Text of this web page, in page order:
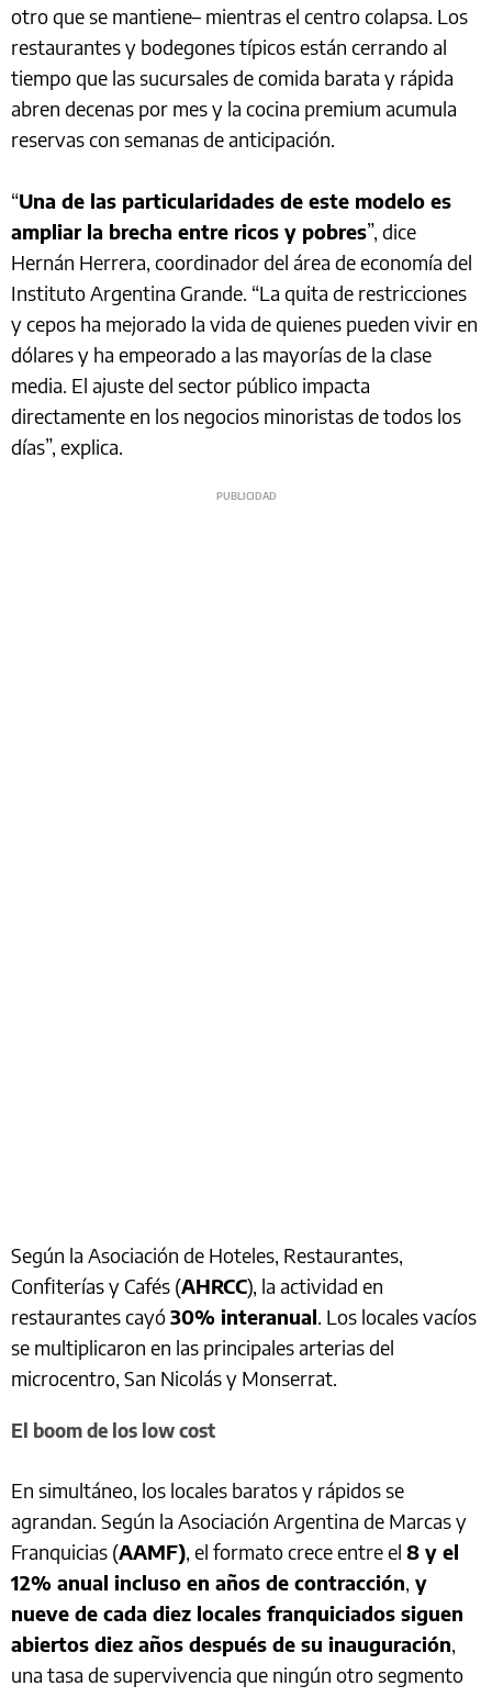
otro que se mantiene– mientras el centro colapsa. Los
restaurantes y bodegones típicos están cerrando al
tiempo que las sucursales de comida barata y rápida
abren decenas por mes y la cocina premium acumula
reservas con semanas de anticipación.
“Una de las particularidades de este modelo es
ampliar la brecha entre ricos y pobres”, dice
Hernán Herrera, coordinador del área de economía del
Instituto Argentina Grande. “La quita de restricciones
y cepos ha mejorado la vida de quienes pueden vivir en
dólares y ha empeorado a las mayorías de la clase
media. El ajuste del sector público impacta
directamente en los negocios minoristas de todos los
días”, explica.
Según la Asociación de Hoteles, Restaurantes,
Confiterías y Cafés (AHRCC), la actividad en
restaurantes cayó30% interanual. Los locales vacíos
se multiplicaron en las principales arterias del
microcentro, San Nicolás y Monserrat.
El boom de los low cost
En simultáneo, los locales baratos y rápidos se
agrandan. Según la Asociación Argentina de Marcas y
Franquicias (AAMF), el formato crece entre el 8 y el
12% anual incluso en años de contracción, y
nueve de cada diez locales franquiciados siguen
abiertos diez años después de su inauguración,
una tasa de supervivencia que ningún otro segmento